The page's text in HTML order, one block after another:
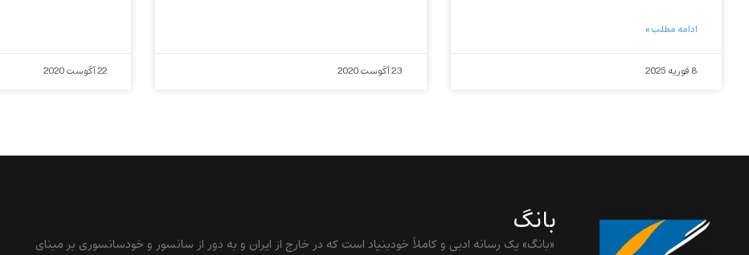
ادامه مطلب »
8 فوریه 2025 23 آگوست 2020 22 آگوست 2020
بانگ
«بانگ» یک رسانه ادبی و کاملاً خودبنیاد است که در خارج از ایران و به دور از سانسور و خودسانسوری بر مبنای